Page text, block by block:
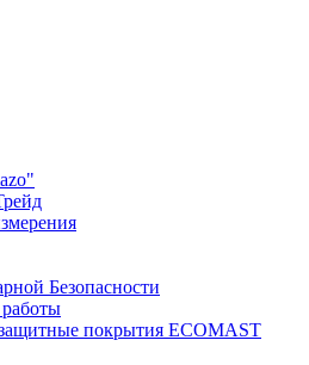
Безопасности
покрытия ECOMAST